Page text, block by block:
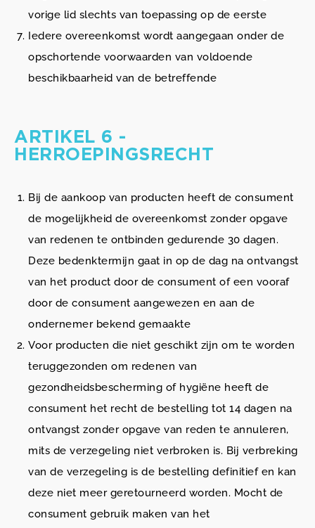
vorige lid slechts van toepassing op de eerste
Iedere overeenkomst wordt aangegaan onder de
opschortende voorwaarden van voldoende
beschikbaarheid van de betreffende
ARTIKEL 6 -
HERROEPINGSRECHT
Bij de aankoop van producten heeft de consument
de mogelijkheid de overeenkomst zonder opgave
van redenen te ontbinden gedurende 30 dagen.
Deze bedenktermijn gaat in op de dag na ontvangst
van het product door de consument of een vooraf
door de consument aangewezen en aan de
ondernemer bekend gemaakte
Voor producten die niet geschikt zijn om te worden
teruggezonden om redenen van
gezondheidsbescherming of hygiëne heeft de
consument het recht de bestelling tot 14 dagen na
ontvangst zonder opgave van reden te annuleren,
mits de verzegeling niet verbroken is. Bij verbreking
van de verzegeling is de bestelling definitief en kan
deze niet meer geretourneerd worden. Mocht de
consument gebruik maken van het